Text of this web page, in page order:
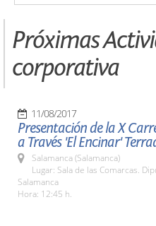
Próximas
corporativa
11/08/2017
Presentación de la X
a Través 'El Encinar'
Salamanca (Salamanca)
Lugar: Sala de las Comarcas.
Salamanca
Hora: 12:45 h.